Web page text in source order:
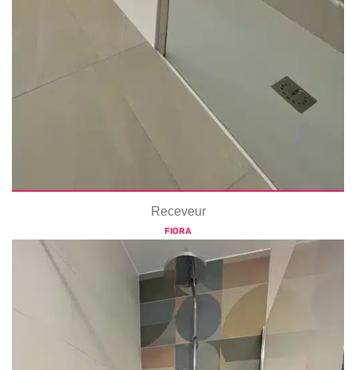
Receveur
FIORA